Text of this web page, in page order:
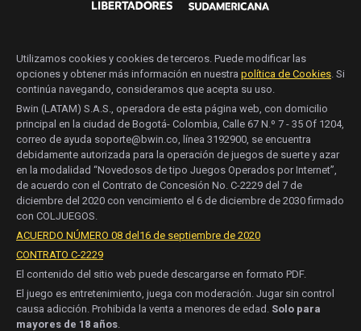
Utilizamos cookies y cookies de terceros. Puede modificar las
opciones y obtener más información en nuestra política de Cookies . Si
continúa navegando, consideramos que acepta su uso.
Bwin (LATAM) S.A.S., operadora de esta página web, con domicilio
principal en la ciudad de Bogotá- Colombia, Calle 67 N.º 7 - 35 Of 1204,
correo de ayuda soporte@bwin.co, línea 3192900, se encuentra
debidamente autorizada para la operación de juegos de suerte y azar
en la modalidad “Novedosos de tipo Juegos Operados por Internet”,
de acuerdo con el Contrato de Concesión No. C-2229 del 7 de
diciembre del 2020 con vencimiento el 6 de diciembre de 2030 firmado
con COLJUEGOS.
ACUERDO NÚMERO 08 del16 de septiembre de 2020
CONTRATO C-2229
El contenido del sitio web puede descargarse en formato PDF.
El juego es entretenimiento, juega con moderación. Jugar sin control
causa adicción. Prohibida la venta a menores de edad. Solo para
mayores de 18 años